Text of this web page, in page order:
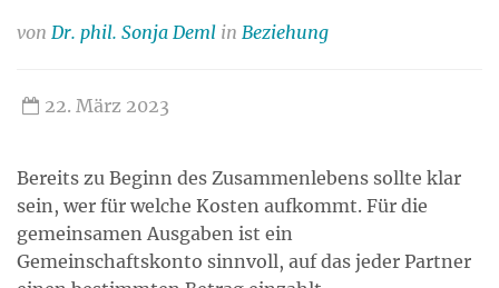
von Dr. phil. Sonja Deml in Beziehung
22. März 2023
Bereits zu Beginn des Zusammenlebens sollte klar
sein, wer für welche Kosten aufkommt. Für die
gemeinsamen Ausgaben ist ein
Gemeinschaftskonto sinnvoll, auf das jeder Partner